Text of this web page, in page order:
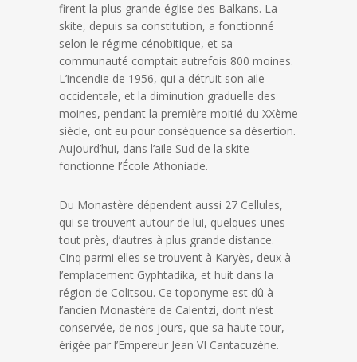
firent la plus grande église des Balkans. La
skite, depuis sa constitution, a fonctionné
selon le régime cénobitique, et sa
communauté comptait autrefois 800 moines.
L’incendie de 1956, qui a détruit son aile
occidentale, et la diminution graduelle des
moines, pendant la première moitié du XXème
siècle, ont eu pour conséquence sa désertion.
Aujourd’hui, dans l’aile Sud de la skite
fonctionne l’École Athoniade.
Du Monastère dépendent aussi 27 Cellules,
qui se trouvent autour de lui, quelques-unes
tout près, d’autres à plus grande distance.
Cinq parmi elles se trouvent à Karyès, deux à
l’emplacement Gyphtadika, et huit dans la
région de Colitsou. Ce toponyme est dû à
l’ancien Monastère de Calentzi, dont n’est
conservée, de nos jours, que sa haute tour,
érigée par l’Empereur Jean VI Cantacuzène.